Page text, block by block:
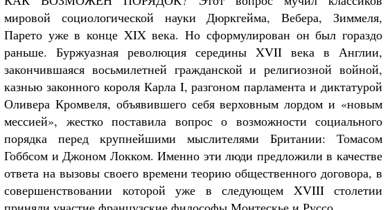
мировой социологической науки Дюркгейма, Вебера, Зиммеля,
Парето уже в конце XIX века. Но сформулирован он был гораздо
раньше. Буржуазная революция середины XVII века в Англии,
закончившаяся восьмилетней гражданской и религиозной войной,
казнью законного короля Карла I, разгоном парламента и диктатурой
Оливера Кромвеля, объявившего себя верховным лордом и «новым
мессией», жестко поставила вопрос о возможности социального
порядка перед крупнейшими мыслителями Британии: Томасом
Гоббсом и Джоном Локком. Именно эти люди предложили в качестве
ответа на вызовы своего времени теорию общественного договора, в
совершенствовании которой уже в следующем XVIII столетии